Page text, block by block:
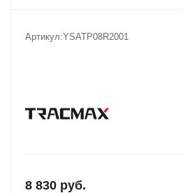
Артикул:YSATP08R2001
8 830 руб.